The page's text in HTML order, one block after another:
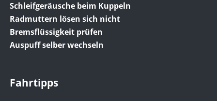
Schleifgeräusche beim Kuppeln
Radmuttern lösen sich nicht
Bremsflüssigkeit prüfen
Auspuff selber wechseln
Fahrtipps